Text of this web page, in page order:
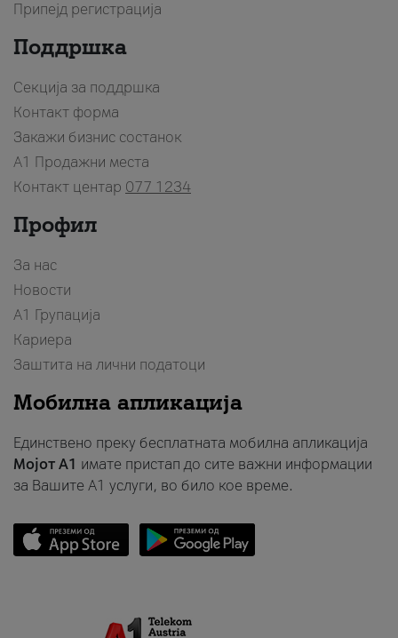
Припејд регистрација
Поддршка
Секција за поддршка
Контакт форма
Закажи бизнис состанок
A1 Продажни места
Контакт центар 077 1234
Профил
За нас
Новости
А1 Групација
Кариера
Заштита на лични податоци
Мобилна апликација
Единствено преку бесплатната мобилна апликација
Мојот A1 имате пристап до сите важни информации
за Вашите A1 услуги, во било кое време.